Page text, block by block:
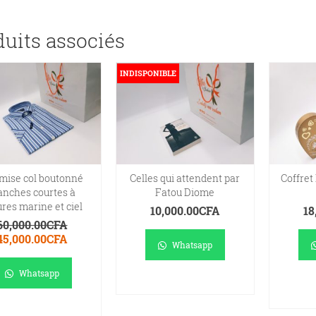
associés
col boutonné
courtes à
marine et ciel
CFA
initial
était :
CFA
Whatsapp
INDISPONIBLE
Celles qui attendent par
Fatou Diome
10,000.00CFA
Whatsapp
Coffret